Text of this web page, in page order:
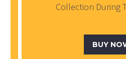
Collection During
BUY